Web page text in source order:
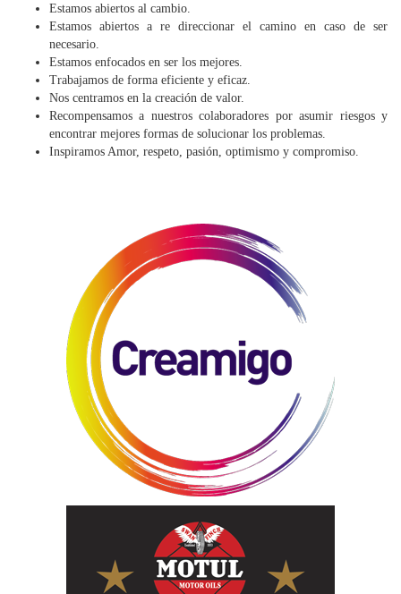
Estamos abiertos al cambio.
Estamos abiertos a re direccionar el camino en caso de ser
necesario.
Estamos enfocados en ser los mejores.
Trabajamos de forma eficiente y eficaz.
Nos centramos en la creación de valor.
Recompensamos a nuestros colaboradores por asumir riesgos y
encontrar mejores formas de solucionar los problemas.
Inspiramos Amor, respeto, pasión, optimismo y compromiso.